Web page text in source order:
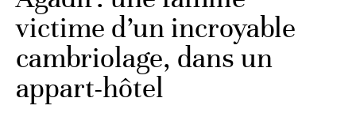
victime d’un incroyable
cambriolage, dans un
appart-hôtel